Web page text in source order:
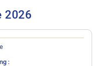
2026
: